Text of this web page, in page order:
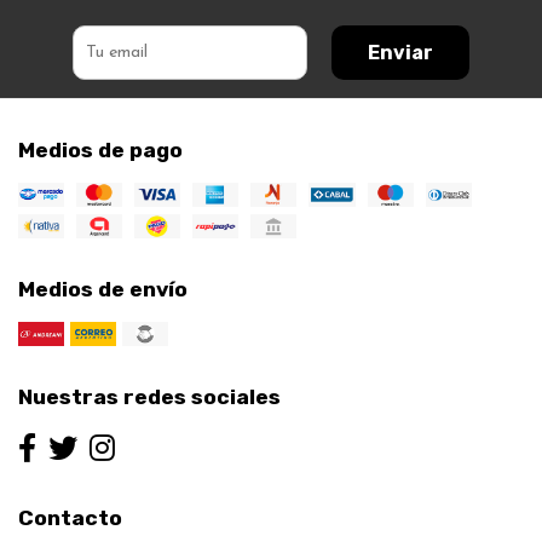
Enviar
Medios de pago
Medios de envío
Nuestras redes sociales
Contacto